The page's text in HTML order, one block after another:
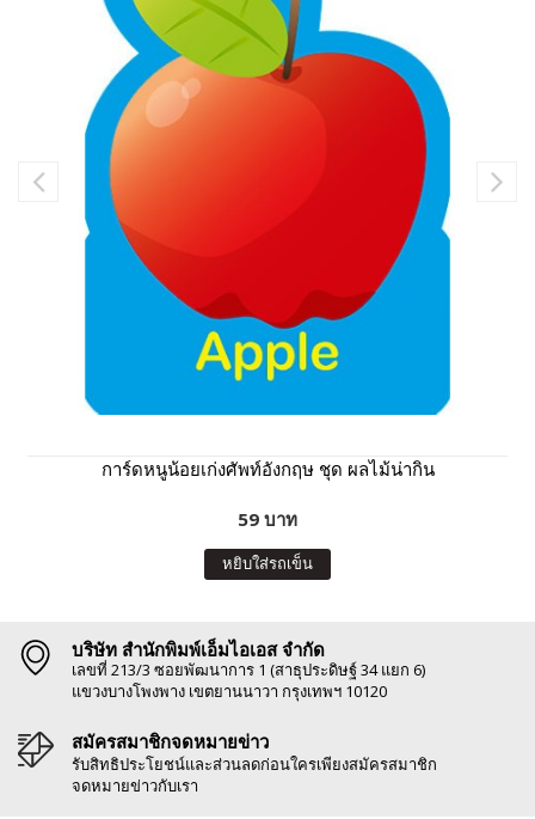
การ์ดหนูน้อยเก่งศัพท์อังกฤษ ชุด ผลไม้น่ากิน
59 บาท
หยิบใส่รถเข็น
บริษัท สำนักพิมพ์เอ็มไอเอส จำกัด
เลขที่ 213/3 ซอยพัฒนาการ 1 (สาธุประดิษฐ์ 34 แยก 6)
แขวงบางโพงพาง เขตยานนาวา กรุงเทพฯ 10120
สมัครสมาชิกจดหมายข่าว
รับสิทธิประโยชน์และส่วนลดก่อนใครเพียงสมัครสมาชิก
จดหมายข่าวกับเรา